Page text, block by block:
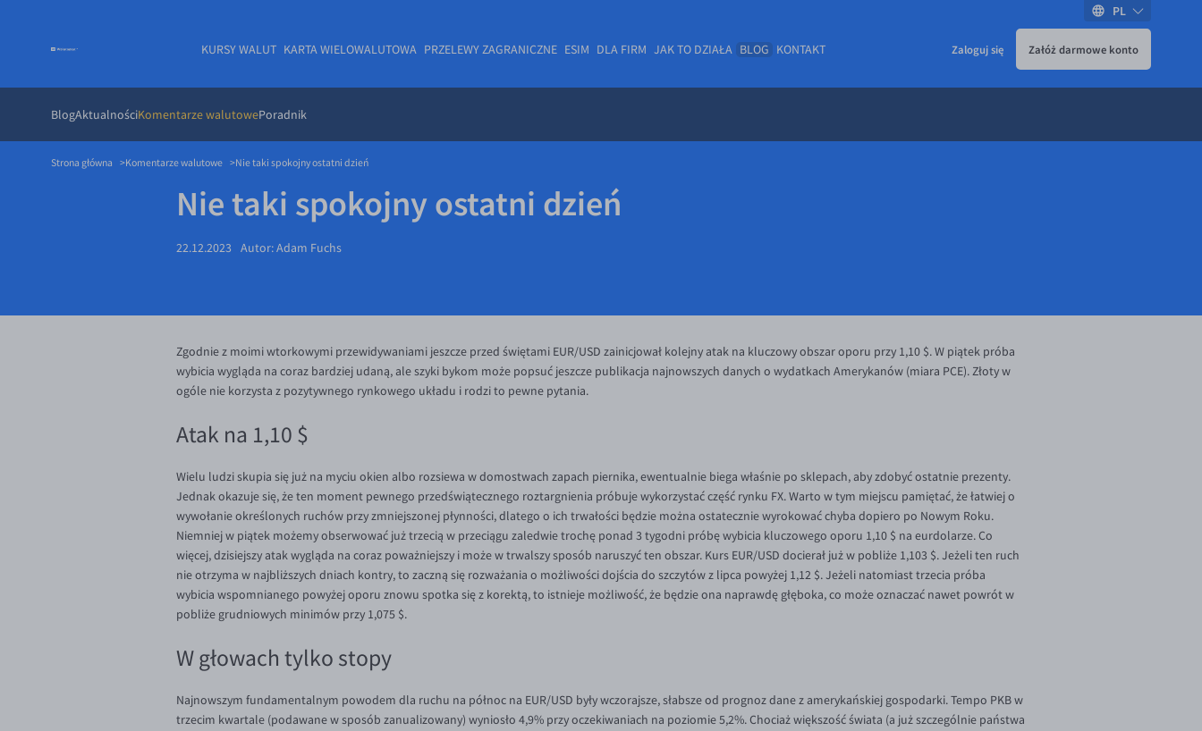
KURSY WALUT KARTA WIELOWALUTOWA PRZELEWY ZAGRANICZNE ESIM DLA FIRM JAK TO DZIAŁA BLOG
BlogAktualnościKomentarze walutowePoradnik
KONTAKT Zaloguj się Załóż darmowe konto
PL
Strona główna Komentarze walutowe Nie taki spokojny ostatni dzień
Nie taki spokojny ostatni dzień
22.12.2023 Autor:Adam Fuchs
Zgodnie z moimi wtorkowymi przewidywaniami jeszcze przed świętami EUR/USD zainicjował kolejny atak na kluczowy obszar oporu przy 1,10 $. W piątek próba
wybicia wygląda na coraz bardziej udaną, ale szyki bykom może popsuć jeszcze publikacja najnowszych danych o wydatkach Amerykanów (miara PCE). Złoty w
ogóle nie korzysta z pozytywnego rynkowego układu i rodzi to pewne pytania.
Atak na 1,10 $
Wielu ludzi skupia się już na myciu okien albo rozsiewa w domostwach zapach piernika, ewentualnie biega właśnie po sklepach, aby zdobyć ostatnie prezenty.
Jednak okazuje się, że ten moment pewnego przedświątecznego roztargnienia próbuje wykorzystać część rynku FX. Warto w tym miejscu pamiętać, że łatwiej o
wywołanie określonych ruchów przy zmniejszonej płynności, dlatego o ich trwałości będzie można ostatecznie wyrokować chyba dopiero po Nowym Roku.
Niemniej w piątek możemy obserwować już trzecią w przeciągu zaledwie trochę ponad 3 tygodni próbę wybicia kluczowego oporu 1,10 $ na eurdolarze. Co
więcej, dzisiejszy atak wygląda na coraz poważniejszy i może w trwalszy sposób naruszyć ten obszar. Kurs EUR/USD docierał już w pobliże 1,103 $. Jeżeli ten ruch
nie otrzyma w najbliższych dniach kontry, to zaczną się rozważania o możliwości dojścia do szczytów z lipca powyżej 1,12 $. Jeżeli natomiast trzecia próba
wybicia wspomnianego powyżej oporu znowu spotka się z korektą, to istnieje możliwość, że będzie ona naprawdę głęboka, co może oznaczać nawet powrót w
pobliże grudniowych minimów przy 1,075 $.
W głowach tylko stopy
Najnowszym fundamentalnym powodem dla ruchu na północ na EUR/USD były wczorajsze, słabsze od prognoz dane z amerykańskiej gospodarki. Tempo PKB w
trzecim kwartale (podawane w sposób zanualizowany) wyniosło 4,9% przy oczekiwaniach na poziomie 5,2%. Chociaż większość świata (a już szczególnie państwa